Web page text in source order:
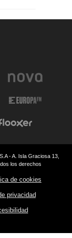
- A. Isla Graciosa 13,
los derechos
de cookies
privacidad